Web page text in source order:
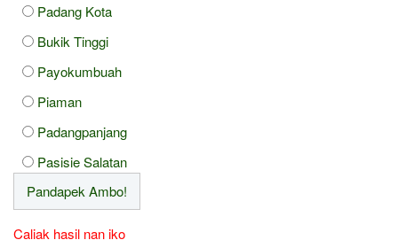
Padang Kota
Bukik Tinggi
Payokumbuah
Piaman
Padangpanjang
Pasisie Salatan
Caliak hasil nan iko